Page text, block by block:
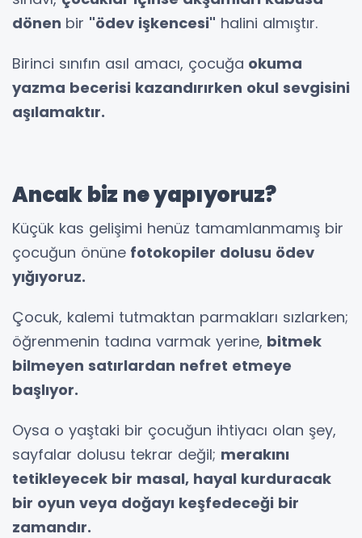
dönen bir "ödev işkencesi" halini almıştır.
Birinci sınıfın asıl amacı, çocuğa okuma
yazma becerisi kazandırırken okul sevgisini
aşılamaktır.
Ancak biz ne yapıyoruz?
Küçük kas gelişimi henüz tamamlanmamış bir
çocuğun önüne fotokopiler dolusu ödev
yığıyoruz.
Çocuk, kalemi tutmaktan parmakları sızlarken;
öğrenmenin tadına varmak yerine, bitmek
bilmeyen satırlardan nefret etmeye
başlıyor.
Oysa o yaştaki bir çocuğun ihtiyacı olan şey,
sayfalar dolusu tekrar değil; merakını
tetikleyecek bir masal, hayal kurduracak
bir oyun veya doğayı keşfedeceği bir
zamandır.